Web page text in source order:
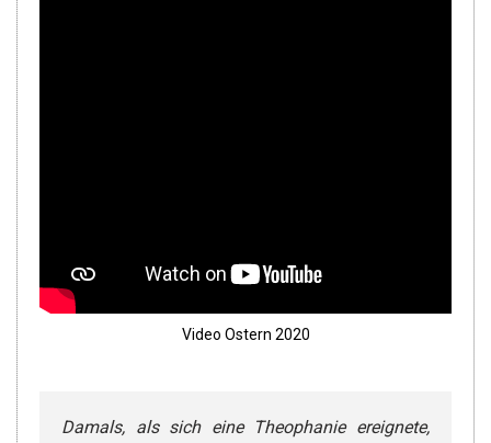
Video Ostern 2020
Damals, als sich eine Theophanie ereignete,